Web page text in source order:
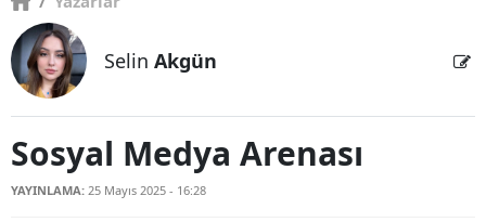
Antalya
Artvin
Selin Akgün
Sosyal Medya Arenası
YAYINLAMA: 25 Mayıs 2025 - 16:28